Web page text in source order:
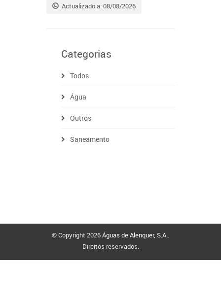
Actualizado a: 08/08/2026
Categorias
Todos
Água
Outros
Saneamento
© Copyright 2026Águas de Alenquer, S.A..
Direitos reservados.